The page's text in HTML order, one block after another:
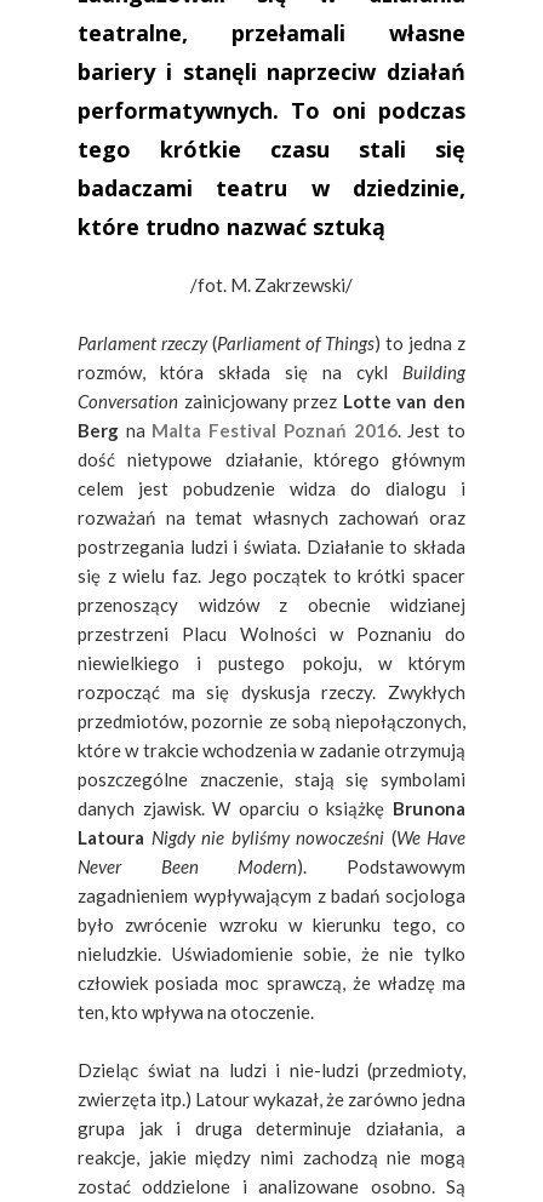
teatralne, przełamali własne
bariery i stanęli naprzeciw działań
performatywnych. To oni podczas
tego krótkie czasu stali się
badaczami teatru w dziedzinie,
które trudno nazwać sztuką
/fot. M. Zakrzewski/
Parlament rzeczy(Parliament of Things) to jedna z
rozmów, która składa się na cykl Building
Conversation zainicjowany przez Lotte van den
Berg na Malta Festival Poznań 2016. Jest to
dość nietypowe działanie, którego głównym
celem jest pobudzenie widza do dialogu i
rozważań na temat własnych zachowań oraz
postrzegania ludzi i świata. Działanie to składa
się z wielu faz. Jego początek to krótki spacer
przenoszący widzów z obecnie widzianej
przestrzeni Placu Wolności w Poznaniu do
niewielkiego i pustego pokoju, w którym
rozpocząć ma się dyskusja rzeczy. Zwykłych
przedmiotów, pozornie ze sobą niepołączonych,
które w trakcie wchodzenia w zadanie otrzymują
poszczególne znaczenie, stają się symbolami
danych zjawisk. W oparciu o książkę Brunona
Latoura Nigdy nie byliśmy nowocześni (We Have
Never Been Modern). Podstawowym
zagadnieniem wypływającym z badań socjologa
było zwrócenie wzroku w kierunku tego, co
nieludzkie. Uświadomienie sobie, że nie tylko
człowiek posiada moc sprawczą, że władzę ma
ten, kto wpływa na otoczenie.
Dzieląc świat na ludzi i nie-ludzi (przedmioty,
zwierzęta itp.) Latour wykazał, że zarówno jedna
grupa jak i druga determinuje działania, a
reakcje, jakie między nimi zachodzą nie mogą
zostać oddzielone i analizowane osobno. Są